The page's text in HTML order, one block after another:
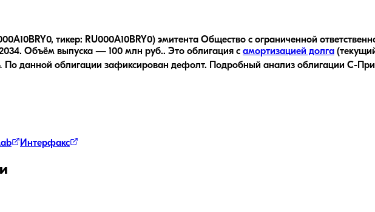
тикер: RU000A10BRY0) эмитента Общество с ограниченной
Объём выпуска — 100 млн руб.. Это облигация с амортизацией долга
По данной облигации зафиксирован дефолт. Подробный анализ облигации С-
Интерфакс